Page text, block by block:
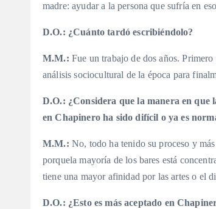
madre: ayudar a la persona que sufría en
D.O.: ¿Cuánto tardó escribiéndolo?
M.M.: Fue un trabajo de dos años.
análisis sociocultural de la época para
D.O.: ¿Considera que la manera en que
en Chapinero ha sido difícil o ya es
M.M.: No, todo ha tenido su proceso y
porquela mayoría de los bares está
tiene una mayor afinidad por las artes o el
D.O.: ¿Esto es más aceptado en